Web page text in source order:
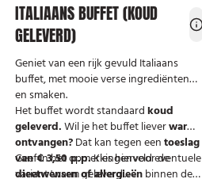
ITALIAANS BUFFET (KOUD
GELEVERD)
Geniet van een rijk gevuld Italiaans
buffet, met mooie verse ingrediënten
en smaken.
Het buffet wordt standaardkoud
geleverd.Wil je het buffet lieverwarm
ontvangen?Dat kan tegen eentoeslag
van € 3,50 p.p.Kies hiervoor de
variant 'warm geleverd'.
Geef in het opmerkingenveld eventuele
dieetwensen of allergieënbinnen de